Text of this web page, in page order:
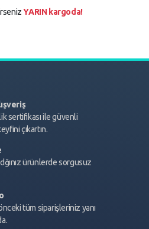
YARIN kargoda!
sertifikası ile güvenli
çıkartın.
ürünlerde sorgusuz
tüm siparişleriniz yanı